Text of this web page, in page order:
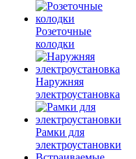
Розеточные
колодки
Наружняя
электроустановка
Рамки для
электроустановки